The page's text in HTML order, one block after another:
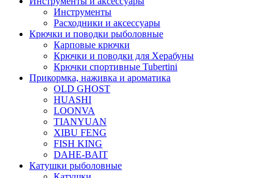
Инструменты
Расходники и аксессуары
Крючки и поводки рыболовные
Карповые крючки
Крючки и поводки для Херабуны
Крючки спортивные Tubertini
Прикормка, наживка и ароматика
OLD GHOST
HUASHI
LOONVA
TIANYUAN
XIBU FENG
FISH KING
DAHE-BAIT
Катушки рыболовные